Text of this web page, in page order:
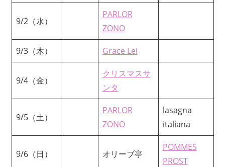
9/2（水）
PARLOR
ZONO
9/3（木） Grace Lei
9/4（金）
クリスマスサ
ンタ
9/5（土）
PARLOR
ZONO
lasagna
italiana
9/6（日） オリーブ亭
POMMES
PROST